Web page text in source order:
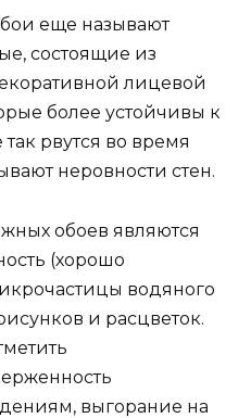
еще называют
состоящие из
лицевой
более устойчивы к
рвутся во время
неровности стен.
обоев являются
(хорошо
водяного
и расцветок.
выгорание на